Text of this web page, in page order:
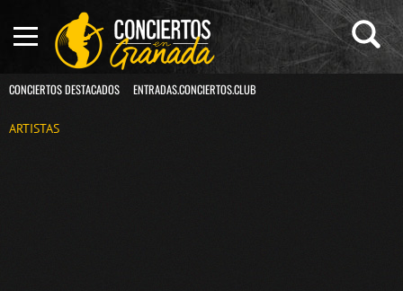
CONCIERTOS DESTACADOS ENTRADAS.CONCIERTOS.CLUB
ARTISTAS